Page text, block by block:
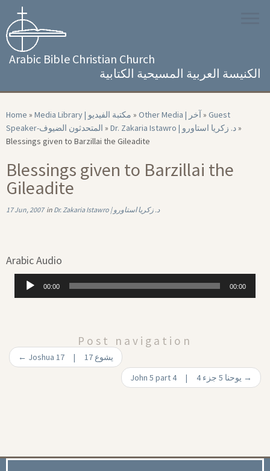
content
Arabic Bible Christian Church
الكنيسة العربية المسيحية الكتابية
Home » Media Library | مكتبة الفيديو » Other Media | آخر» Guest
Speaker-المتحدثون الضيوف » Dr. Zakaria Istawro | د. زكريا استاورو»
Blessings given to Barzillai the Gileadite
Blessings given to Barzillai the
Gileadite
17 Jun, 2007in Dr. Zakaria Istawro | د. زكريا استاورو
Arabic Audio
Audio
Player
00:00 00:00
Post navigation
←
Joshua 17 | 17 يشوع
→